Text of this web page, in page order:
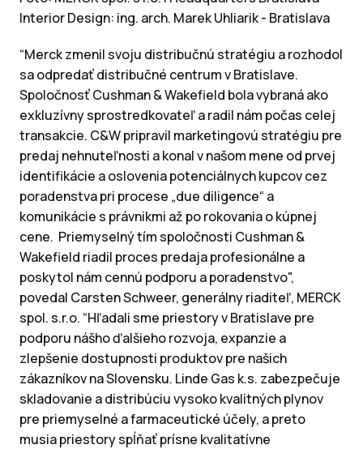
Interior Design: ing. arch. Marek Uhliarik - Bratislava
“Merck zmenil svoju distribučnú stratégiu a rozhodol
sa odpredať distribučné centrum v Bratislave.
Spoločnosť Cushman & Wakefield bola vybraná ako
exkluzívny sprostredkovateľ a radil nám počas celej
transakcie. C&W pripravil marketingovú stratégiu pre
predaj nehnuteľnosti a konal v našom mene od prvej
identifikácie a oslovenia potenciálnych kupcov cez
poradenstva pri procese „due diligence“ a
komunikácie s právnikmi až po rokovania o kúpnej
cene. Priemyselný tím spoločnosti Cushman &
Wakefield riadil proces predaja profesionálne a
poskytol nám cennú podporu a poradenstvo",
povedal Carsten Schweer, generálny riaditeľ, MERCK
spol. s.r.o. “Hľadali sme priestory v Bratislave pre
podporu nášho ďalšieho rozvoja, expanzie a
zlepšenie dostupnosti produktov pre našich
zákazníkov na Slovensku. Linde Gas k.s. zabezpečuje
skladovanie a distribúciu vysoko kvalitných plynov
pre priemyselné a farmaceutické účely, a preto
musia priestory spĺňať prísne kvalitatívne